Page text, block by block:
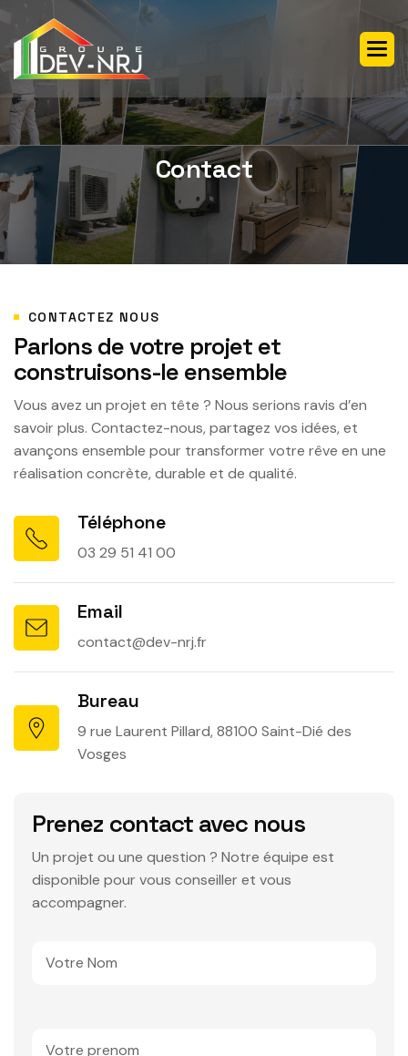
Contact
CONTACTEZ NOUS
Parlons de votre projet et
construisons-le ensemble
Vous avez un projet en tête ? Nous serions ravis d’en
savoir plus. Contactez-nous, partagez vos idées, et
avançons ensemble pour transformer votre rêve en une
réalisation concrète, durable et de qualité.
Téléphone
03 29 51 41 00
Email
contact@dev-nrj.fr
Bureau
9 rue Laurent Pillard, 88100 Saint-Dié des
Vosges
Prenez contact avec nous
Un projet ou une question ? Notre équipe est
disponible pour vous conseiller et vous
accompagner.